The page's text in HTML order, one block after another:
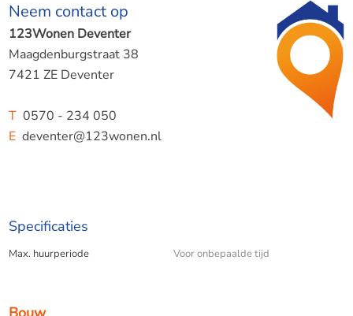
Neem contact op
123Wonen Deventer
Maagdenburgstraat 38
7421 ZE Deventer
T0570 - 234 050
Edeventer@123wonen.nl
Specificaties
Max. huurperiode Voor onbepaalde tijd